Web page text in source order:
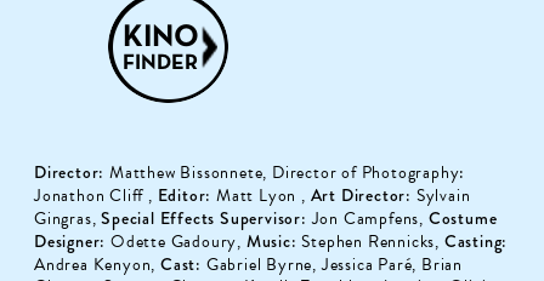
Director: Matthew Bissonnete, Director of Photography:
Jonathon Cliff , Editor: Matt Lyon , Art Director: Sylvain
Gingras,Special Effects Supervisor: Jon Campfens, Costume
Designer: Odette Gadoury, Music: Stephen Rennicks, Casting:
Andrea Kenyon,Cast: Gabriel Byrne, Jessica Paré, Brian